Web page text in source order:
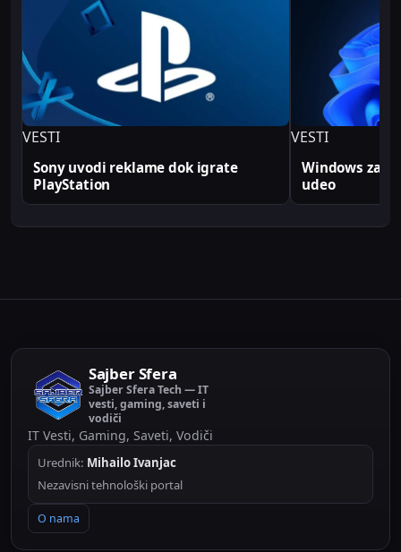
profesionalno. Sve tehničke analize i konfiguracije
na Sajber Sfera portalu zasnovane su na realnim
produkcionim implementacijama.
VESTI
Sony uvodi reklame dok igrate
PlayStation
VESTI
Windows
udeo
Sajber Sfera
Sajber Sfera Tech — IT
vesti, gaming, saveti i
vodiči
IT Vesti, Gaming, Saveti, Vodiči
Urednik: Mihailo Ivanjac
Nezavisni tehnološki portal
O nama